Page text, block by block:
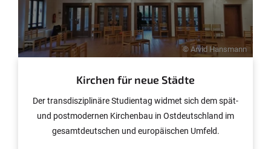
© Arvid Hansmann
Kirchen für neue Städte
Der transdisziplinäre Studientag widmet sich dem spät-
und postmodernen Kirchenbau in Ostdeutschland im
gesamtdeutschen und europäischen Umfeld.